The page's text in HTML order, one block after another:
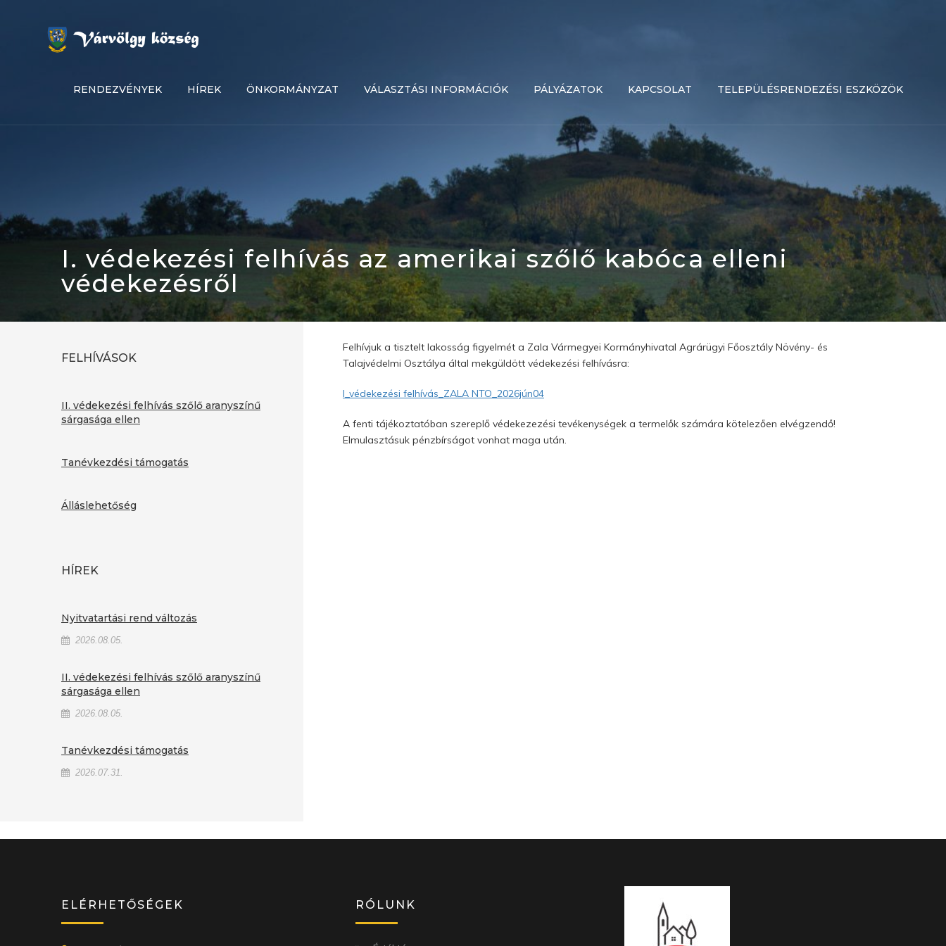
RENDEZVÉNYEK HÍREK ÖNKORMÁNYZAT VÁLASZTÁSI INFORMÁCIÓK PÁLYÁZATOK KAPCSOLAT TELEPÜLÉSRENDEZÉSI ESZKÖZÖK
I. védekezési felhívás az amerikai szőlő kabóca elleni
védekezésről
Felhívjuk a tisztelt lakosság figyelmét a Zala Vármegyei Kormányhivatal Agrárügyi Főosztály Növény- és
Talajvédelmi Osztálya által mekgüldött védekezési felhívásra:
I_védekezési felhívás_ZALA NTO_2026jún04
A fenti tájékoztatóban szereplő védekezezési tevékenységek a termelők számára kötelezően elvégzendő!
Elmulasztásuk pénzbírságot vonhat maga után.
FELHÍVÁSOK
II. védekezési felhívás szőlő aranyszínű
sárgasága ellen
Tanévkezdési támogatás
Álláslehetőség
HÍREK
Nyitvatartási rend változás
2026.08.05.
II. védekezési felhívás szőlő aranyszínű
sárgasága ellen
2026.08.05.
Tanévkezdési támogatás
2026.07.31.
ELÉRHETŐSÉGEK RÓLUNK